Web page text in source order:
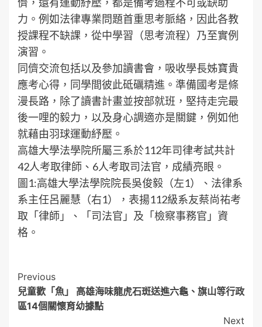
力。例如法律專業問題首重思考脈絡，因此各教
授課程不缺課，從中學習（思考流程）乃至實例
演習。
同儕交流包括以及參加讀書會，吸收學長姊寶貴
應考心得，同學間彼此砥礪精進。準備國考是條
漫長路，除了讀書計畫並按部就班，堅持走完最
後一哩的毅力，以及身心調適亦是關鍵，例如他
就藉由羽球運動紓壓。
高雄大學法學院所屬三系於112年司律考試共計
42人考取律師、6人考取司法官，成績亮眼。
圖1:高雄大學法學院院長吳俊毅（左1）、法律系
系主任呂麗慧（右1），表揚112級系友蔡尚祐考
取「律師」、「司法官」及「檢察事務官」資
格。
Post
Navigation
Previous
兒童歡「魚」 高雄海味龍虎石斑送進六龜、旗山等行政
區14個關懷育幼據點
Next